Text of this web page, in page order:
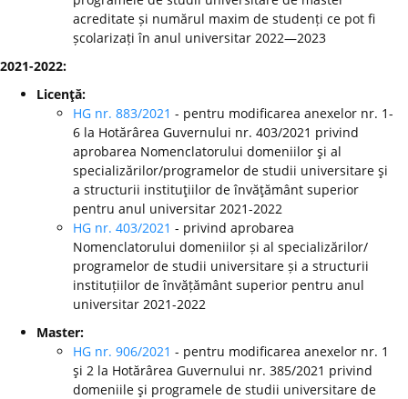
acreditate și numărul maxim de studenți ce pot fi
școlarizați în anul universitar 2022—2023
2021-2022:
Licenţă:
HG nr. 883/2021 - pentru modificarea anexelor nr. 1-
6 la Hotărârea Guvernului nr. 403/2021 privind
aprobarea Nomenclatorului domeniilor şi al
specializărilor/programelor de studii universitare şi
a structurii instituţiilor de învăţământ superior
pentru anul universitar 2021-2022
HG nr. 403/2021 - privind aprobarea
Nomenclatorului domeniilor și al specializărilor/
programelor de studii universitare și a structurii
instituțiilor de învățământ superior pentru anul
universitar 2021-2022
Master:
HG nr. 906/2021 - pentru modificarea anexelor nr. 1
şi 2 la Hotărârea Guvernului nr. 385/2021 privind
domeniile şi programele de studii universitare de